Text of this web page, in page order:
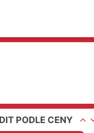
PODLE CENY